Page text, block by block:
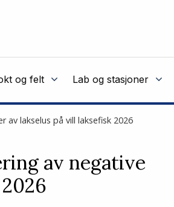
og felt Lab og stasjoner
av lakselus på vill laksefisk 2026
av negative